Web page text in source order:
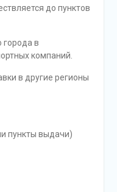
до пунктов
города в
компаний.
в другие регионы
пункты выдачи)